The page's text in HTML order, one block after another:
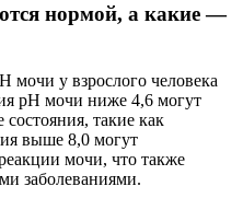
нормой, а какие —
у взрослого человека
pH мочи ниже 4,6 могут
такие как
выше 8,0 могут
мочи, что также
заболеваниями.